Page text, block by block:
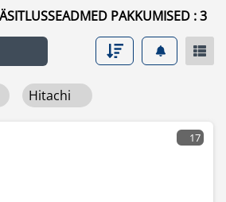
PAKKUMISED : 3
Hitachi
17